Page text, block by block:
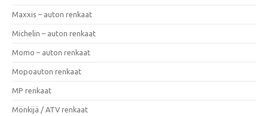
Maxxis – auton renkaat
Michelin – auton renkaat
Momo – auton renkaat
Mopoauton renkaat
MP renkaat
Mönkijä / ATV renkaat